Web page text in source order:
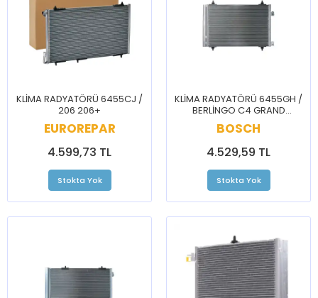
KLİMA RADYATÖRÜ 6455CJ /
206 206+
EUROREPAR
4.599,73 TL
Stokta Yok
KLİMA RADYATÖRÜ 6455GH /
BERLİNGO C4 GRAND
PİCASSO DS5 3008 307 308
5008 PARTNER RCZ
BOSCH
4.529,59 TL
Stokta Yok